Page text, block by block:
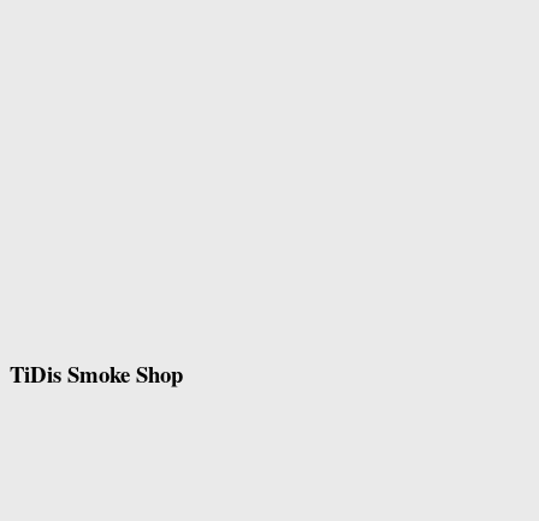
TiDis Smoke Shop